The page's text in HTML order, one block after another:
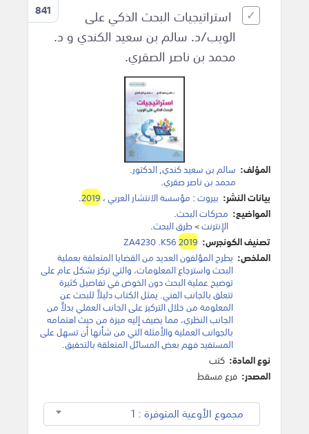
841
استراتيجيات البحث الذكي على
الويب/د. سالم بن سعيد الكندي و د.
محمد بن ناصر الصقري.
المؤلف: سالم بن سعيد كندي,الدكتور.
محمد بن ناصر صقري.
بيانات النشر: بيروت: مؤسسة الانتشار العربي،2019
.
المواضيع: محركات البحث.
الإنترنت>طرق البحث.
تصنيف الكونجرس:
ZA4230 .K562019
الملخص: يطرح المؤلفون العديد من القضايا المتعلقة بعملية
البحث واسترجاع المعلومات، والتي تركز بشكل عام على
توضيح عملية البحث دون الخوض في تفاصيل كثيرة
تتعلق بالجانب الفني. يمثل الكتاب دليلاً للبحث عن
المعلومة من خلال التركيز على الجانب العملي بدلاً من
الجانب النظري، مما يضيف إليه ميزة من حيث اهتمامه
بالجوانب العملية والأمثلة التي من شأنها أن تسهل على
المستفيد فهم بعض المسائل المتعلقة بالتحقيق.
نوع المادة: كتب
المصدر: فرع مسقط
مجموع الأوعية المتوفرة : 1